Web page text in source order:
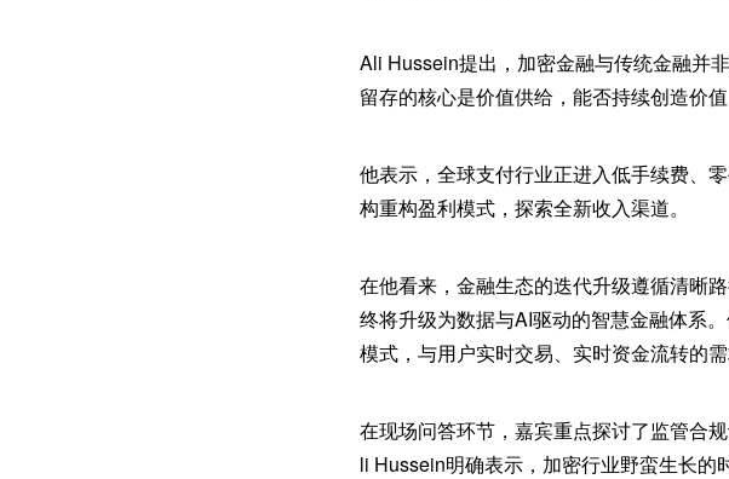
Ali Hussein提出，加密金融与传统金融并
留存的核心是价值供给，能否持续创造价
他表示，全球支付行业正进入低手续费、
构重构盈利模式，探索全新收入渠道。
在他看来，金融生态的迭代升级遵循清晰
终将升级为数据与AI驱动的智慧金融体系
模式，与用户实时交易、实时资金流转的需
在现场问答环节，嘉宾重点探讨了监管合
li Hussein明确表示，加密行业野蛮生长